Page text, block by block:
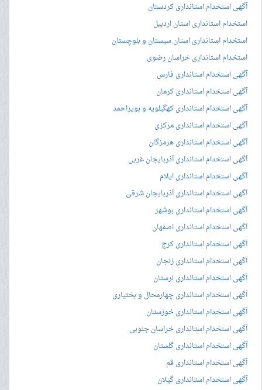
آگهی استخدام استانداری کردستان
استخدام استانداری استان اردبیل
استخدام استانداری استان سیستان و بلوچستان
استخدام استانداری خراسان رضوی
آگهی استخدام استانداری فارس
آگهی استخدام استانداری کرمان
آگهی استخدام استانداری کهگیلویه و بویراحمد
آگهی استخدام استانداری مرکزی
آگهی استخدام استانداری هرمزگان
آگهی استخدام استانداری آذربایجان غربی
آگهی استخدام استانداری ایلام
آگهی استخدام استانداری آذربایجان شرقی
آگهی استخدام استانداری بوشهر
آگهی استخدام استانداری اصفهان
آگهی استخدام استانداری کرج
آگهی استخدام استانداری زنجان
آگهی استخدام استانداری لرستان
آگهی استخدام استانداری چهارمحال و بختیاری
آگهی استخدام استانداری خوزستان
آگهی استخدام استانداری خراسان جنوبی
آگهی استخدام استانداری گلستان
آگهی استخدام استانداری قم
آگهی استخدام استانداری گیلان